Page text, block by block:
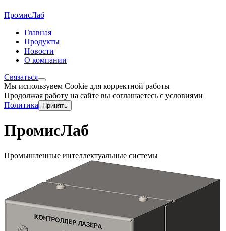
ПромисЛаб
Главная
Продукты
Новости
О компании
Связаться
Мы использувем Cookie для корректной работы
Продолжая работу на сайте вы соглашаетесь с условиями
Политика
Принять
ПромисЛаб
Промышленные интеллектуальные системы